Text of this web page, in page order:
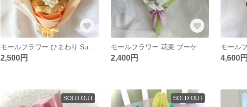
2,500円
モールフラワー 花束 ブーケ
2,400円 4,600円
SOLD OUT SOLD OUT